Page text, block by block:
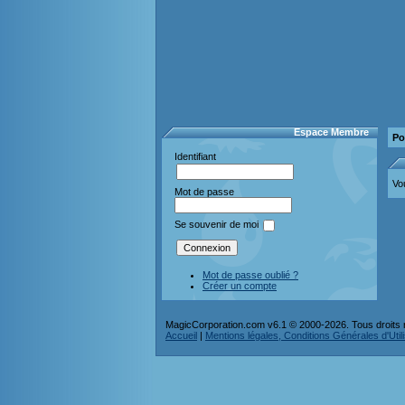
Espace Membre
Identifiant
Mot de passe
Se souvenir de moi
Mot de passe oublié ?
Créer un compte
MagicCorporation.com v6.1 © 2000-2026. Tous
Accueil | Mentions légales, Conditions Générales